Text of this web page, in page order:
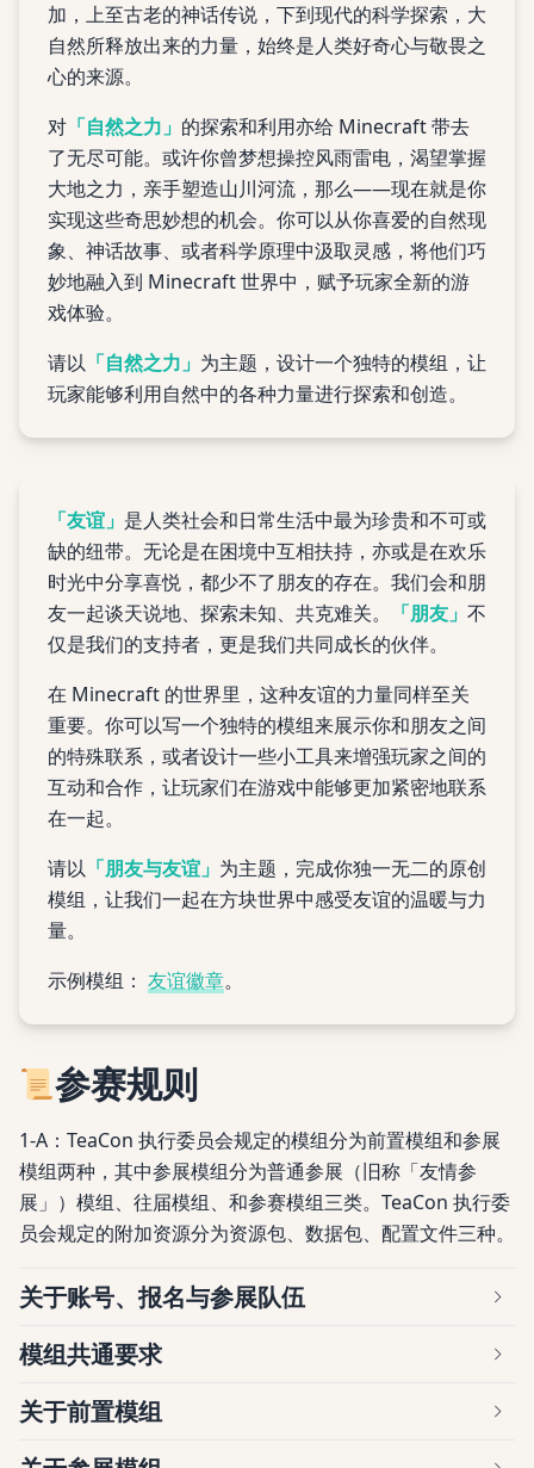
加，上至古老的神话传说，下到现代的科学探索，大
自然所释放出来的力量，始终是人类好奇心与敬畏之
心的来源。
对 「自然之力」 的探索和利用亦给 Minecraft 带去
了无尽可能。或许你曾梦想操控风雨雷电，渴望掌握
大地之力，亲手塑造山川河流，那么——现在就是你
实现这些奇思妙想的机会。你可以从你喜爱的自然现
象、神话故事、或者科学原理中汲取灵感，将他们巧
妙地融入到 Minecraft 世界中，赋予玩家全新的游
戏体验。
请以 「自然之力」 为主题，设计一个独特的模组，让
玩家能够利用自然中的各种力量进行探索和创造。
「友谊」 是人类社会和日常生活中最为珍贵和不可或
缺的纽带。无论是在困境中互相扶持，亦或是在欢乐
时光中分享喜悦，都少不了朋友的存在。我们会和朋
友一起谈天说地、探索未知、共克难关。
「朋友」 不
仅是我们的支持者，更是我们共同成长的伙伴。
在 Minecraft 的世界里，这种友谊的力量同样至关
重要。你可以写一个独特的模组来展示你和朋友之间
的特殊联系，或者设计一些小工具来增强玩家之间的
互动和合作，让玩家们在游戏中能够更加紧密地联系
在一起。
请以 「朋友与友谊」 为主题，完成你独一无二的原创
模组，让我们一起在方块世界中感受友谊的温暖与力
量。
示例模组： 友谊徽章。
参赛规则
1-A：TeaCon 执行委员会规定的模组分为前置模组和参展
模组两种，其中参展模组分为普通参展（旧称「友情参
展」）模组、往届模组、和参赛模组三类。TeaCon 执行委
员会规定的附加资源分为资源包、数据包、配置文件三种。
关于账号、报名与参展队伍
模组共通要求
关于前置模组